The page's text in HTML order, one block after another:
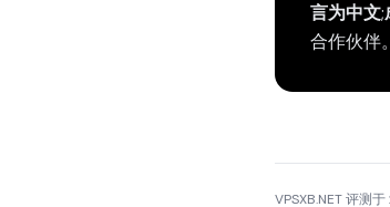
言为中文;
合作伙伴。
VPSXB.NET 评测